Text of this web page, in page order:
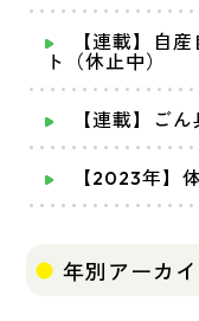
【連載】自
ト（休止中）
【連載】ご
【2023年】
年別アーカ